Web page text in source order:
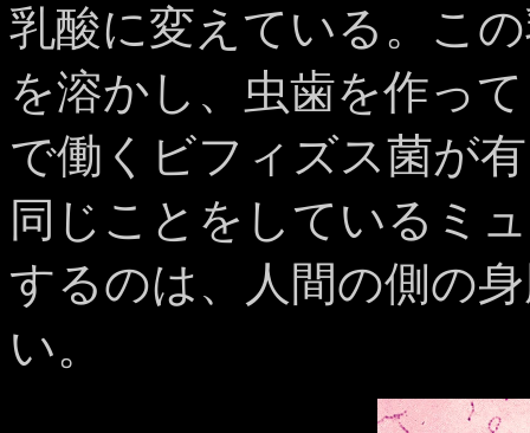
乳酸に変えている。こ
を溶かし、虫歯を作っ
で働くビフィズス菌が
同じことをしているミ
するのは、人間の側の
い。